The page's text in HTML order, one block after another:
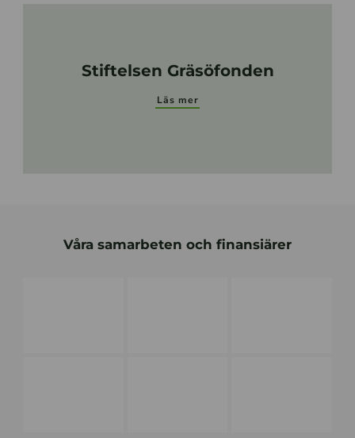
Stiftelsen Gräsöfonden
Läs mer
Våra samarbeten och finansiärer